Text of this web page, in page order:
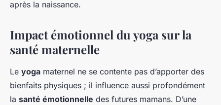
après la naissance.
Impact émotionnel du yoga sur la
santé maternelle
Le yoga maternel ne se contente pas d’apporter des
bienfaits physiques ; il influence aussi profondément
la santé émotionnelle des futures mamans. D’une